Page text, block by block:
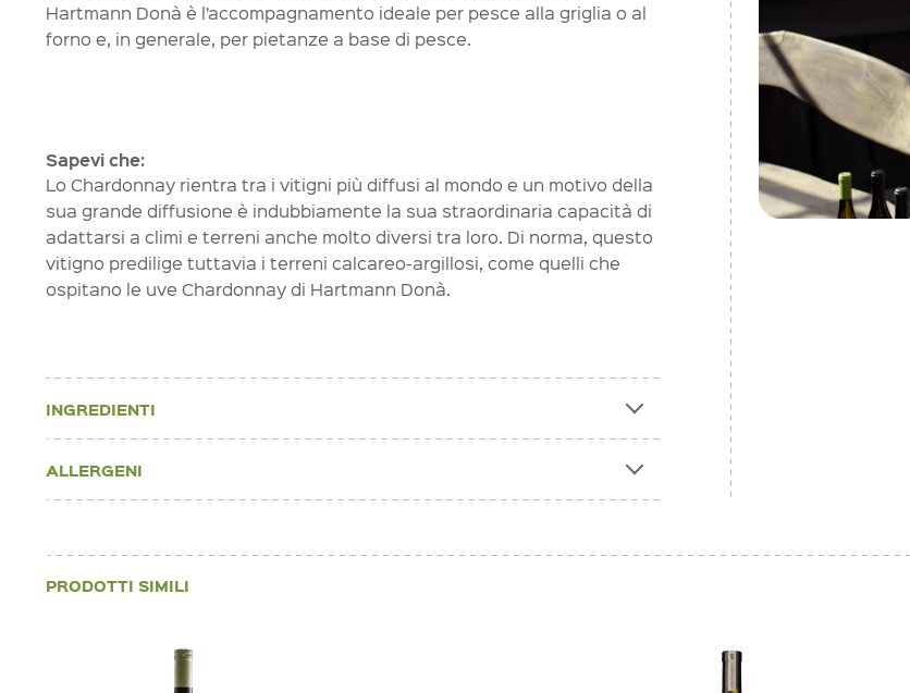
Hartmann Donà è l’accompagnamento ideale per pesce alla griglia o al
forno e, in generale, per pietanze a base di pesce.
Sapevi che:
Lo Chardonnay rientra tra i vitigni più diffusi al mondo e un motivo della
sua grande diffusione è indubbiamente la sua straordinaria capacità di
adattarsi a climi e terreni anche molto diversi tra loro. Di norma, questo
vitigno predilige tuttavia i terreni calcareo-argillosi, come quelli che
ospitano le uve Chardonnay di Hartmann Donà.
INGREDIENTI
ALLERGENI
PRODOTTI SIMILI